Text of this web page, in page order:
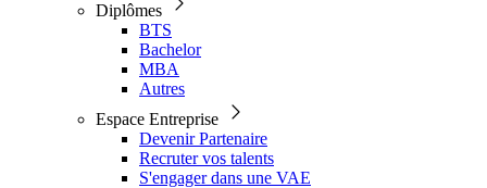
Diplômes
BTS
Bachelor
MBA
Autres
Espace Entreprise
Devenir Partenaire
Recruter vos talents
S'engager dans une VAE